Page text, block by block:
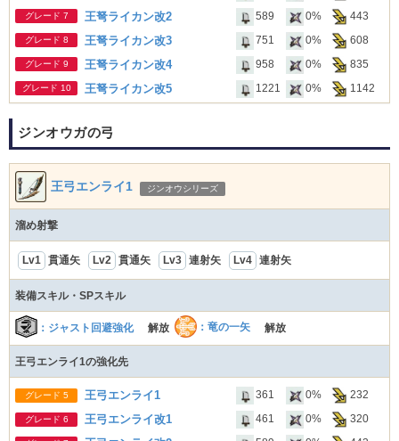
グレード 7 王弩ライカン改2 589 0% 443
グレード 8 王弩ライカン改3 751 0% 608
グレード 9 王弩ライカン改4 958 0% 835
グレード 10 王弩ライカン改5 1221 0% 1142
ジンオウガの弓
王弓エンライ1 ジンオウシリーズ
溜め射撃
Lv1 貫通矢 Lv2 貫通矢 Lv3 連射矢 Lv4 連射矢
装備スキル・SPスキル
：ジャスト回避強化 解放 ：竜の一矢 解放
王弓エンライ1の強化先
グレード 5 王弓エンライ1 361 0% 232
グレード 6 王弓エンライ改1 461 0% 320